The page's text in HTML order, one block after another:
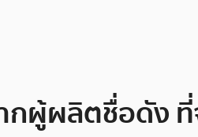
ผู้ผลิตชื่อดัง ที่